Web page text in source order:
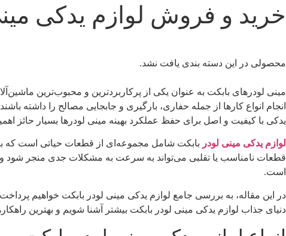
خرید و فروش لوازم یدکی
محصولی در این دسته بندی یافت نشد.
مینی لودرهای بابکت به عنوان یکی از پرکاربردترین و محبوب‌ترین
انجام انواع کارها از جمله حفاری، بارگیری و جابجایی مصالح را داشته
یدکی با کیفیت و اصل برای حفظ عملکرد بهینه مینی لودرها بسیار حائز
لوازم یدکی مینی لودر بابکت شامل مجموعه‌ای از قطعات حیاتی است که
قطعات نامناسب یا تقلبی می‌تواند به سرعت به مشکلات جدی منجر شود و
است.
در این مقاله، به بررسی جامع لوازم یدکی مینی لودر بابکت خواهیم
دنیای جذاب لوازم یدکی مینی لودر بابکت بیشتر آشنا شویم و بهترین